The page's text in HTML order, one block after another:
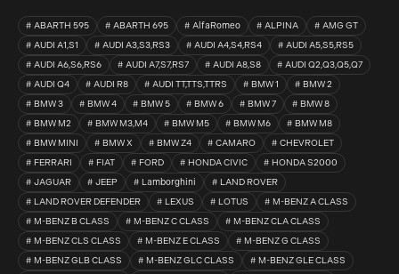
ABARTH 595 ABARTH 695 AlfaRomeo ALPINA
AMG GT
AUDI A1,S1
AUDI A3,S3,RS3 AUDI A4,S4,RS4
AUDI A5,S5,RS5
AUDI A6,S6,RS6
AUDI A7,S7,RS7 AUDI A8,S8
AUDI Q2,Q3,Q5,Q7
AUDI Q4
AUDI R8 AUDI TT,TTS,TTRS BMW 1
BMW 2
BMW 3
BMW 4 BMW 5 BMW 6 BMW 7
BMW 8
BMW M2
BMW M3,M4 BMW M5 BMW M6
BMW M8
BMW MINI
BMW X BMW Z4 CAMARO
CHEVROLET
FERRARI
FIAT FORD HONDA CIVIC
HONDA S2000
JAGUAR
JEEP Lamborghini
LAND ROVER
LAND ROVER DEFENDER
LEXUS LOTUS
M-BENZ A CLASS
M-BENZ B CLASS
M-BENZ C CLASS
M-BENZ CLA CLASS
M-BENZ CLS CLASS
M-BENZ E CLASS
M-BENZ G CLASS
M-BENZ GLB CLASS
M-BENZ GLC CLASS
M-BENZ GLE CLASS